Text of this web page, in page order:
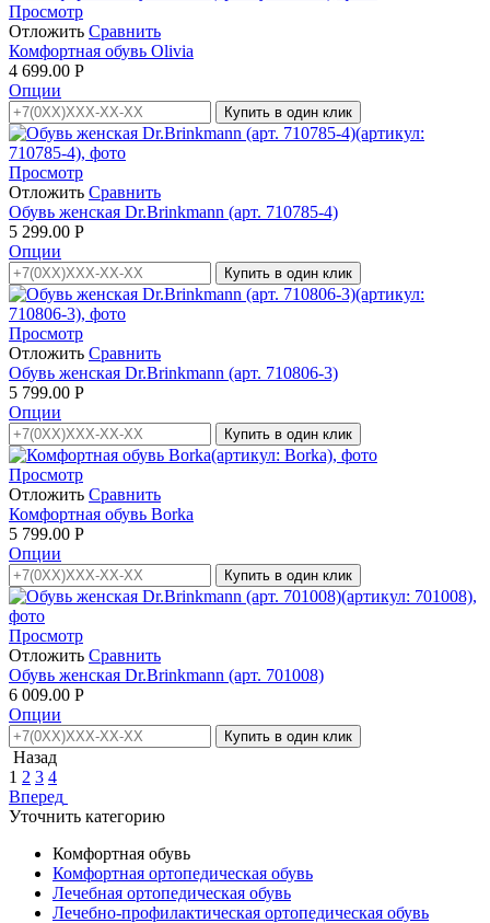
Просмотр
Отложить Сравнить
Комфортная обувь Olivia
4 699.00 Р
Опции
Купить в один клик
Просмотр
Отложить Сравнить
Обувь женская Dr.Brinkmann (арт. 710785-4)
5 299.00 Р
Опции
Купить в один клик
Просмотр
Отложить Сравнить
Обувь женская Dr.Brinkmann (арт. 710806-3)
5 799.00 Р
Опции
Купить в один клик
Просмотр
Отложить Сравнить
Комфортная обувь Borka
5 799.00 Р
Опции
Купить в один клик
Просмотр
Отложить Сравнить
Обувь женская Dr.Brinkmann (арт. 701008)
6 009.00 Р
Опции
Купить в один клик
Назад
1 2 3 4
Вперед
Уточнить категорию
Комфортная обувь
Комфортная ортопедическая обувь
Лечебная ортопедическая обувь
Лечебно-профилактическая ортопедическая обувь